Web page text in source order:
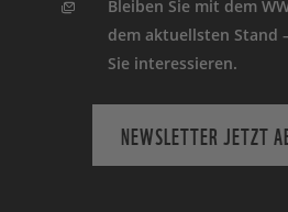
Bleiben Sie mit dem
dem aktuellsten Stand
Sie interessieren.
NEWSLETTER JETZT